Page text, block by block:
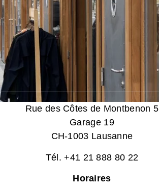
Rue des Côtes de Montbenon 5
Garage 19
CH-1003 Lausanne
Tél. +41 21 888 80 22
Horaires